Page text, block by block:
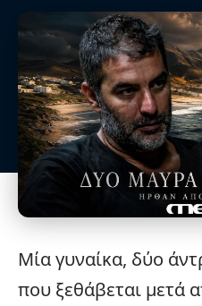
Μία γυναίκα, δύο
που ξεθάβεται μετά